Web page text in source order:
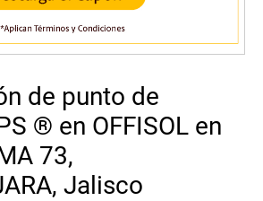
de punto de
® en OFFISOL en
73,
Jalisco